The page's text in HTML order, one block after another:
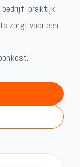
bedrijf, praktijk
zorgt voor een